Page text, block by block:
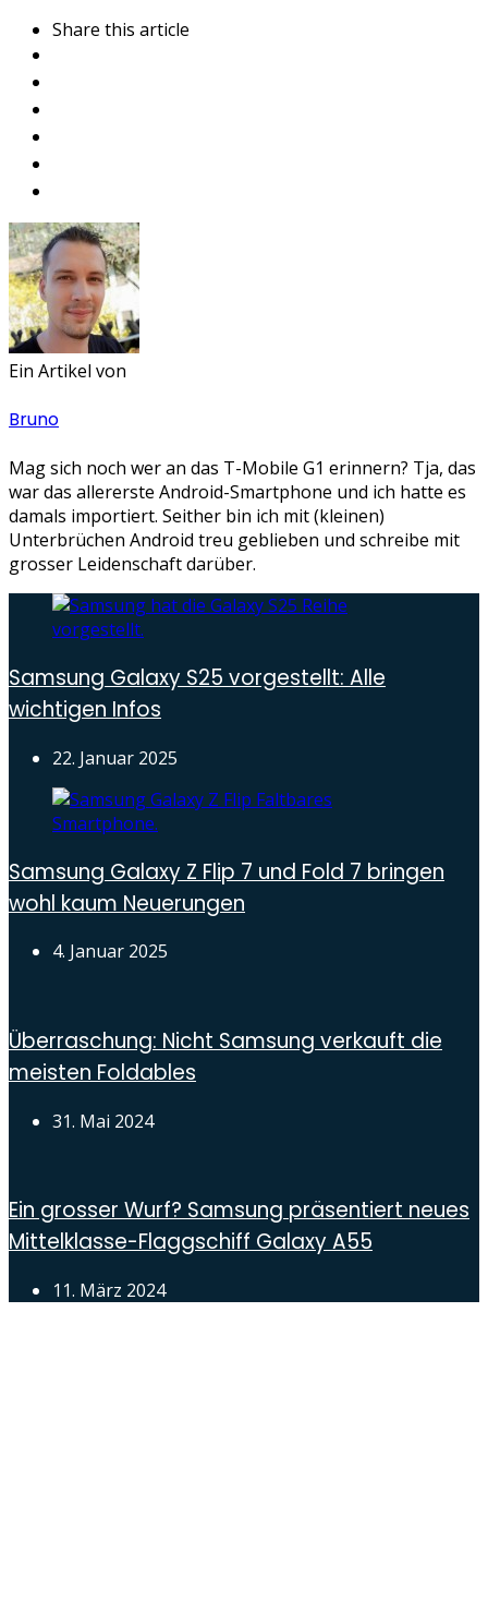
Share this article
Ein Artikel von
Bruno
Mag sich noch wer an das T-Mobile G1 erinnern? Tja, das
war das allererste Android-Smartphone und ich hatte es
damals importiert. Seither bin ich mit (kleinen)
Unterbrüchen Android treu geblieben und schreibe mit
grosser Leidenschaft darüber.
Samsung Galaxy S25 vorgestellt: Alle
wichtigen Infos
22. Januar 2025
Samsung Galaxy Z Flip 7 und Fold 7 bringen
wohl kaum Neuerungen
4. Januar 2025
Überraschung: Nicht Samsung verkauft die
meisten Foldables
31. Mai 2024
Ein grosser Wurf? Samsung präsentiert neues
Mittelklasse-Flaggschiff Galaxy A55
11. März 2024